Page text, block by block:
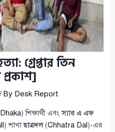
গ্রেপ্তার তিন
By Desk Report
) শিক্ষার্থী এবংস্যার এ এফ
) শাখাছাত্রদল(Chhatra Dal )-এর